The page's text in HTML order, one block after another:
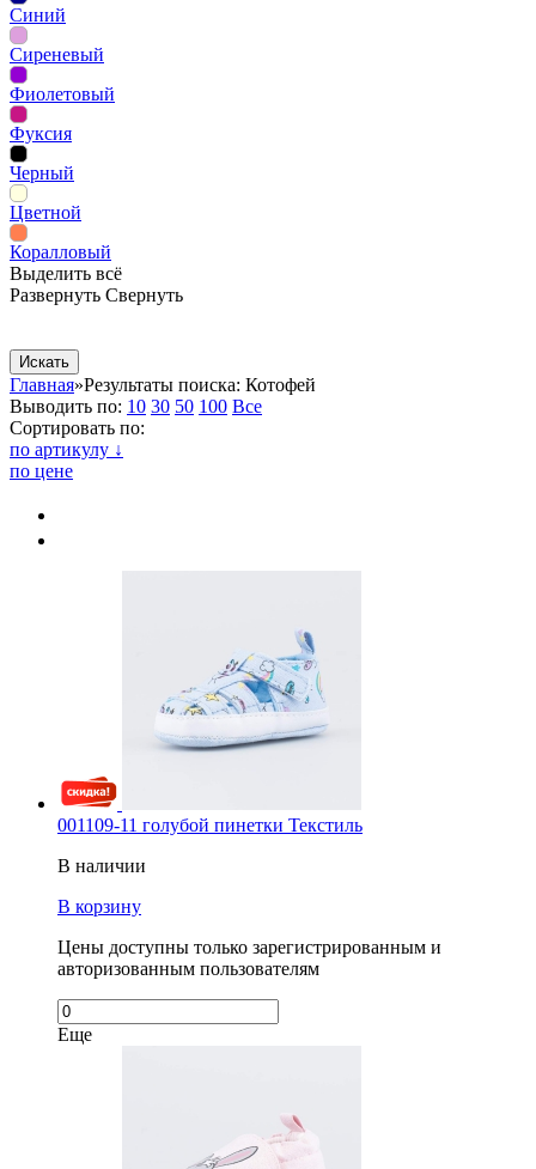
Синий
Сиреневый
Фиолетовый
Фуксия
Черный
Цветной
Коралловый
Выделить всё
Развернуть Свернуть
Главная»Результаты поиска: Котофей
Выводить по: 10 30 50 100 Все
Сортировать по:
по артикулу ↓
по цене
001109-11 голубой пинетки Текстиль
В наличии
В корзину
Цены доступны только зарегистрированным и
авторизованным пользователям
Еще